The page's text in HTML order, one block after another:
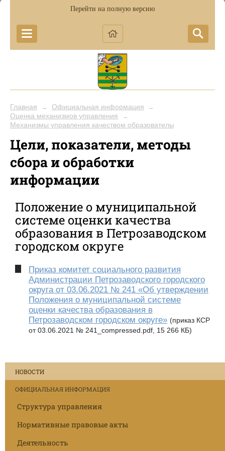
Перейти на полную версию
Главная → Официальная информация →
Оценка механизмов управления →
Механизмы управления качеством образовательных
Цели, показатели, методы
сбора и обработки
информации
Положение о муниципальной
системе оценки качества
образования в Петрозаводском
городском округе
Приказ комитет социального развития
Администрации Петрозаводского городского
округа от 03.06.2021 № 241 «Об утверждении
Положения о муниципальной системе
оценки качества образования в
Петрозаводском городском округе» (приказ КСР
от 03.06.2021 № 241_compressed.pdf, 15 266 КБ)
НОВОСТИ
ОФИЦИАЛЬНАЯ ИНФОРМАЦИЯ
Структура управления
Нормативные правовые акты
Деятельность